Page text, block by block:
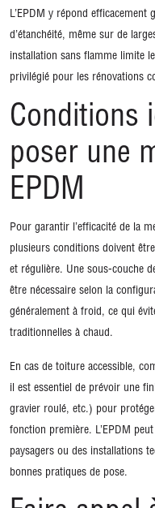
L’EPDM y répond efficacement
d’étanchéité, même sur de
installation sans flamme limite
privilégié pour les rénovations
Conditions
poser une
EPDM
Pour garantir l’efficacité de la
plusieurs conditions doivent
et régulière. Une sous-couche
être nécessaire selon la
généralement à froid, ce qui
traditionnelles à chaud.
En cas de toiture accessible,
il est essentiel de prévoir une
gravier roulé, etc.) pour
fonction première. L’EPDM
paysagers ou des installations
bonnes pratiques de pose.